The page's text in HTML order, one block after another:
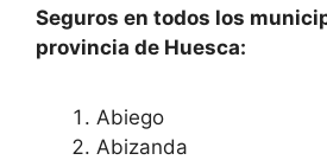
Seguros en todos los
provincia de Huesca:
Abiego
Abizanda